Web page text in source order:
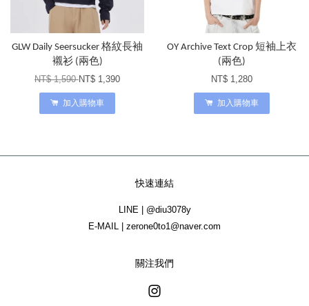
GLW Daily Seersucker 格紋長袖
襯衫 (兩色)
NT$ 1,590NT$ 1,390
加入購物車
OY Archive Text Crop 短袖上衣
(兩色)
NT$ 1,280
加入購物車
快速連結
LINE | @diu3078y
E-MAIL | zerone0to1@naver.com
關注我們